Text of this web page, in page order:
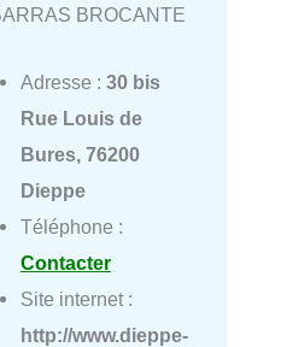
BROCANTE
Adresse : 30 bis
Rue Louis de
Bures, 76200
Dieppe
Téléphone :
Contacter
Site internet :
http://www.dieppe-